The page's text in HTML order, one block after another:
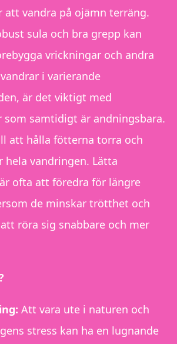
att vandra på ojämn terräng.
sula och bra grepp kan
vrickningar och andra
i varierande
är det viktigt med
samtidigt är andningsbara.
att hålla fötterna torra och
hela vandringen. Lätta
ofta att föredra för längre
de minskar trötthet och
röra sig snabbare och mer
Att vara ute i naturen och
stress kan ha en lugnande